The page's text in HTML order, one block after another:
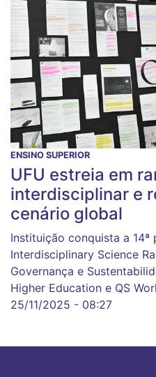
ENSINO SUPERIOR
UFU estreia em
interdisciplinar e
cenário global
Instituição conquista a
Interdisciplinary Science
Governança e
Higher Education e QS
25/11/2025 - 08:27